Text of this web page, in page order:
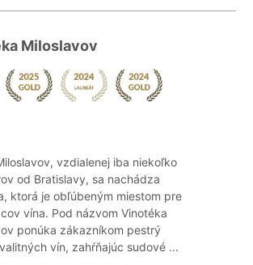
Miloslavov
vzdialenej iba niekoľko
od Bratislavy, sa nachádza
ktorá je obľúbeným miestom pre
vína. Pod názvom Vinotéka
ponúka zákazníkom pestrý
vín, zahŕňajúc sudové ...